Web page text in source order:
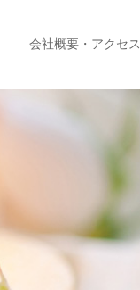
会社概要・アクセス